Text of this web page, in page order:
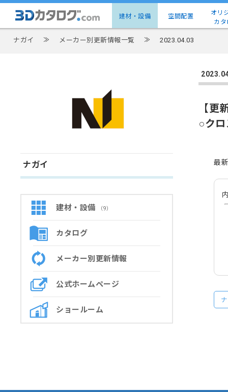
建材・設備 空間配置
オリ
カタ
ナガイ ≫ メーカー別更新情報一覧 ≫ 2023.04.03
ナガイ
建材・設備 （9）
カタログ
メーカー別更新情報
公式ホームページ
ショールーム
【更
○ク
最